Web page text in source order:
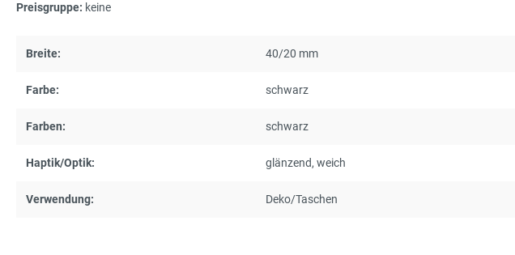
Preisgruppe: keine
Breite: 40/20 mm
Farbe: schwarz
Farben: schwarz
Haptik/Optik: glänzend, weich
Verwendung: Deko/Taschen